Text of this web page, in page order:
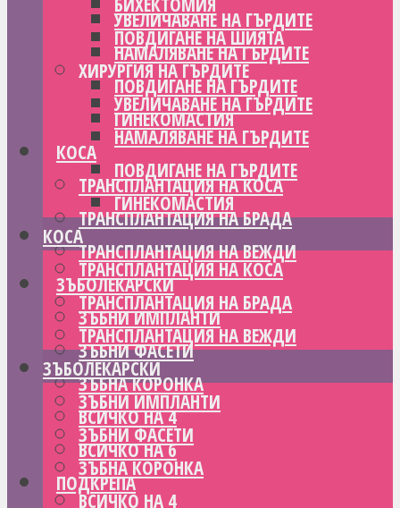
УВЕЛИЧАВАНЕ НА ГЪРДИТЕ
НАМАЛЯВАНЕ НА ГЪРДИТЕ
ПОВДИГАНЕ НА ГЪРДИТЕ
ГИНЕКОМАСТИЯ
КОСА
ТРАНСПЛАНТАЦИЯ НА КОСА
ТРАНСПЛАНТАЦИЯ НА БРАДА
ТРАНСПЛАНТАЦИЯ НА ВЕЖДИ
ЗЪБОЛЕКАРСКИ
ЗЪБНИ ИМПЛАНТИ
ЗЪБНИ ФАСЕТИ
ЗЪБНА КОРОНКА
ВСИЧКО НА 4
ВСИЧКО НА 6
ПОДКРЕПА
ПОВДИГАНЕ НА ШИЯТА
ХИРУРГИЯ НА ГЪРДИТЕ
УВЕЛИЧАВАНЕ НА ГЪРДИТЕ
НАМАЛЯВАНЕ НА ГЪРДИТЕ
ПОВДИГАНЕ НА ГЪРДИТЕ
ГИНЕКОМАСТИЯ
КОСА
ТРАНСПЛАНТАЦИЯ НА КОСА
ТРАНСПЛАНТАЦИЯ НА БРАДА
ТРАНСПЛАНТАЦИЯ НА ВЕЖДИ
ЗЪБОЛЕКАРСКИ
ЗЪБНИ ИМПЛАНТИ
ЗЪБНИ ФАСЕТИ
ЗЪБНА КОРОНКА
ВСИЧКО НА 4